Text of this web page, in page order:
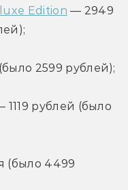
Edition — 2949
2599 рублей);
1119 рублей (было
(было 4499